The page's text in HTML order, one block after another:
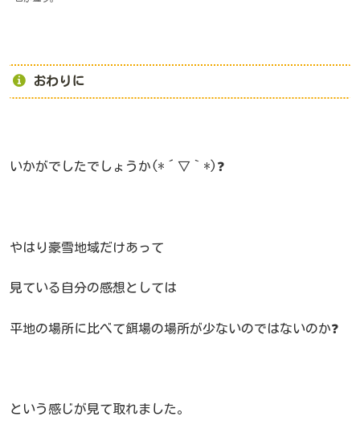
おわりに
いかがでしたでしょうか(*´▽｀*)❓
やはり豪雪地域だけあって
見ている自分の感想としては
平地の場所に比べて餌場の場所が少ないのではないのか❓
という感じが見て取れました。